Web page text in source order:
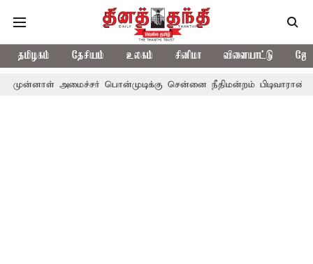
தமிழகம் தேசியம் உலகம் சினிமா விளையாட்டு
பொன்முடிக்கு சென்னை நீதிமன்றம் பிடிவாராண்ட்